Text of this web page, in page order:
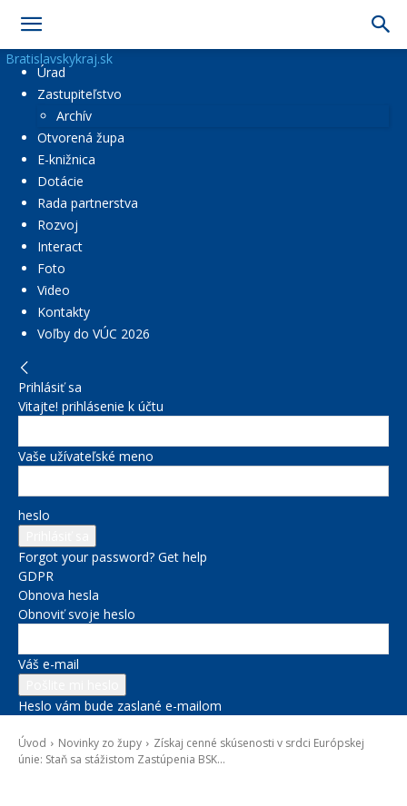
Bratislavskykraj.sk
Úrad
Zastupiteľstvo
Archív
Otvorená župa
E-knižnica
Dotácie
Rada partnerstva
Rozvoj
Interact
Foto
Video
Kontakty
Voľby do VÚC 2026
Prihlásiť sa
Vitajte! prihlásenie k účtu
Vaše užívateľské meno
heslo
Forgot your password? Get help
GDPR
Obnova hesla
Obnoviť svoje heslo
Váš e-mail
Heslo vám bude zaslané e-mailom
Úvod Novinky zo župy
Získaj cenné skúsenosti v srdci Európskej
únie: Staň sa stážistom Zastúpenia BSK...